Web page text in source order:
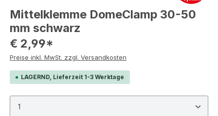
Mittelklemme DomeClamp 30-50
mm schwarz
€ 2,99*
Preise inkl. MwSt. zzgl. Versandkosten
LAGERND, Lieferzeit 1-3 Werktage
Produkt Anzahl: Gib den gewünschten Wert ein